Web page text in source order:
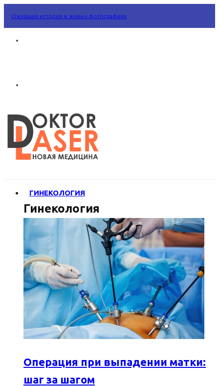
Ожившая история в живых фотографиях
ГИНЕКОЛОГИЯ
Гинекология
Операция при выпадении матки:
шаг за шагом